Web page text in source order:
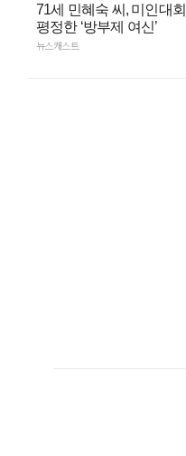
71세 민혜숙 씨, 미인대회
평정한 ‘방부제 여신’
뉴스캐스트